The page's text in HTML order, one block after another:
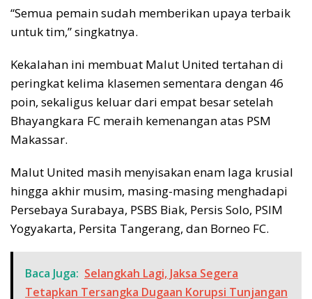
“Semua pemain sudah memberikan upaya terbaik
untuk tim,” singkatnya.
Kekalahan ini membuat Malut United tertahan di
peringkat kelima klasemen sementara dengan 46
poin, sekaligus keluar dari empat besar setelah
Bhayangkara FC meraih kemenangan atas PSM
Makassar.
Malut United masih menyisakan enam laga krusial
hingga akhir musim, masing-masing menghadapi
Persebaya Surabaya, PSBS Biak, Persis Solo, PSIM
Yogyakarta, Persita Tangerang, dan Borneo FC.
Baca Juga: Selangkah Lagi, Jaksa Segera
Tetapkan Tersangka Dugaan Korupsi Tunjangan